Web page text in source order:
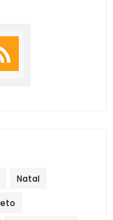
Natal